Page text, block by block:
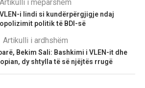
Artikulli i mëparshëm
i lindi si kundërpërgjigje ndaj
politik të BDI-së
Artikulli i ardhshëm
Bekim Sali: Bashkimi i VLEN-it dhe
dy shtylla të së njëjtës rrugë